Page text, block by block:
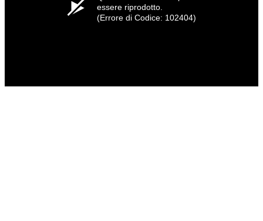
essere riprodotto.
(Errore di Codice: 102404)